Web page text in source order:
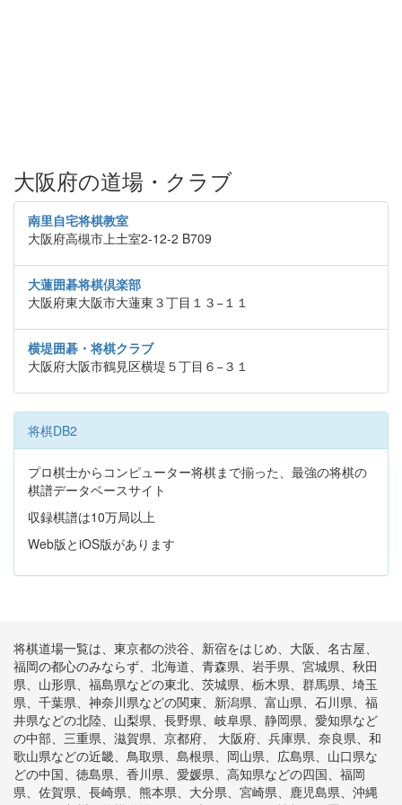
大阪府の道場・クラブ
南里自宅将棋教室
大阪府高槻市上土室2-12-2 B709
大蓮囲碁将棋倶楽部
大阪府東大阪市大蓮東３丁目１３−１１
横堤囲碁・将棋クラブ
大阪府大阪市鶴見区横堤５丁目６−３１
将棋DB2
プロ棋士からコンピューター将棋まで揃った、最強の将棋の
棋譜データベースサイト
収録棋譜は10万局以上
Web版とiOS版があります
将棋道場一覧は、東京都の渋谷、新宿をはじめ、大阪、名古屋、
福岡の都心のみならず、北海道、青森県、岩手県、宮城県、秋田
県、山形県、福島県などの東北、茨城県、栃木県、群馬県、埼玉
県、千葉県、神奈川県などの関東、新潟県、富山県、石川県、福
井県などの北陸、山梨県、長野県、岐阜県、静岡県、愛知県など
の中部、三重県、滋賀県、京都府、 大阪府、兵庫県、奈良県、和
歌山県などの近畿、鳥取県、島根県、岡山県、広島県、山口県な
どの中国、徳島県、香川県、愛媛県、高知県などの四国、福岡
県、佐賀県、長崎県、熊本県、大分県、宮崎県、鹿児島県、沖縄